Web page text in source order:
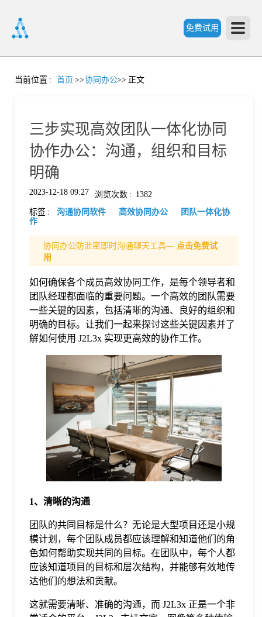
免费试用
首
价
格
当前位置 : 首页 >>协同办公>> 正文
三步实现高效团队一体化协同
协作办公：沟通，组织和目标
明确
2023-12-18 09:27 浏览次数 : 1382
标签 : 沟通协同软件 高效协同办公
团队一体化协
作
协同办公防泄密即时沟通聊天工具— 点击免费试
用
如何确保各个成员高效协同工作，是每个领导者和
团队经理都面临的重要问题。一个高效的团队需要
一些关键的因素，包括清晰的沟通、良好的组织和
明确的目标。让我们一起来探讨这些关键因素并了
解如何使用 J2L3x 实现更高效的协作工作。
1、清晰的沟通
团队的共同目标是什么？无论是大型项目还是小规
模计划，每个团队成员都应该理解和知道他们的角
色如何帮助实现共同的目标。在团队中，每个人都
应该知道项目的目标和层次结构，并能够有效地传
达他们的想法和贡献。
这就需要清晰、准确的沟通，而 J2L3x 正是一个非